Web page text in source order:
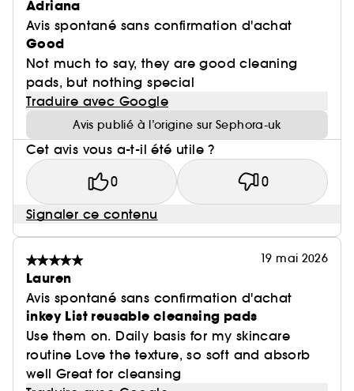
Adriana
Avis spontané sans confirmation d'achat
Good
Not much to say, they are good cleaning
pads, but nothing special
Traduire avec Google
Avis publié à l’origine sur Sephora-uk
Cet avis vous a-t-il été utile ?
0 0
Signaler ce contenu
19 mai 2026
Lauren
Avis spontané sans confirmation d'achat
inkey List reusable cleansing pads
Use them on. Daily basis for my skincare
routine Love the texture, so soft and absorb
well Great for cleansing